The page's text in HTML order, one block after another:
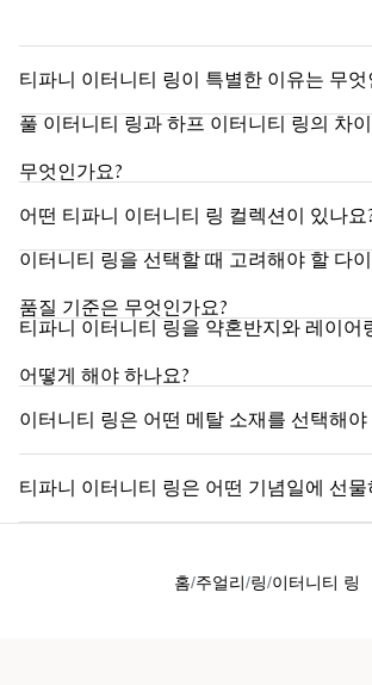
티파니 이터니티 링이 특별한 이유는 무엇
풀 이터니티 링과 하프 이터니티 링의 차
무엇인가요?
어떤 티파니 이터니티 링 컬렉션이 있나요
이터니티 링을 선택할 때 고려해야 할 다
품질 기준은 무엇인가요?
티파니 이터니티 링을 약혼반지와 레이어
어떻게 해야 하나요?
이터니티 링은 어떤 메탈 소재를 선택해야
티파니 이터니티 링은 어떤 기념일에 선물
홈 주얼리 링 이터니티 링